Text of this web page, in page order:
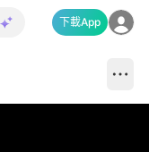
下載App